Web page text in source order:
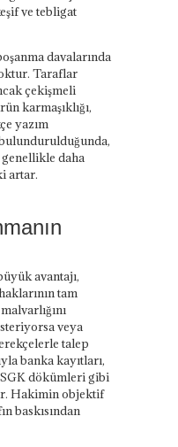
ve tebligat
davalarında
Taraflar
çekişmeli
karmaşıklığı,
yazım
daha
artar.
avantajı,
tam
veya
talep
banka kayıtları,
dökümleri gibi
Hakimin objektif
baskısından